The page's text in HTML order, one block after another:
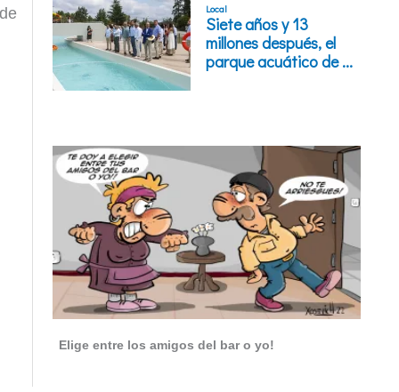
Elige entre los amigos del bar o yo!